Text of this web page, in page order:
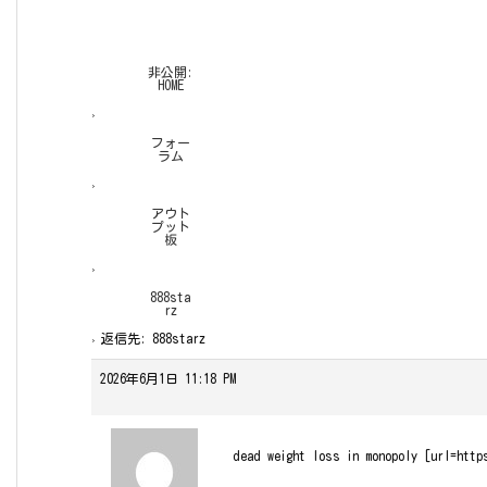
非公開:
HOME
›
フォー
ラム
›
アウト
プット
板
›
888sta
rz
› 返信先: 888starz
2026年6月1日 11:18 PM
dead weight loss in monopoly